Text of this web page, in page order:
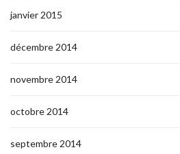
janvier 2015
décembre 2014
novembre 2014
octobre 2014
septembre 2014